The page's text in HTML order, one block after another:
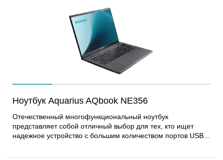
Type-C с возможностью зарядки и подключения монитора.
Для проведения видеоконференций и удалённого
обучения ноутбук обладает качественной веб-камерой с
разрешением 2 МП и блоком из 2-х микрофонов.
Ноутбук Aquarius AQbook NE356
Отечественный многофункциональный ноутбук
представляет собой отличный выбор для тех, кто ищет
надежное устройство с большим количеством портов USB.